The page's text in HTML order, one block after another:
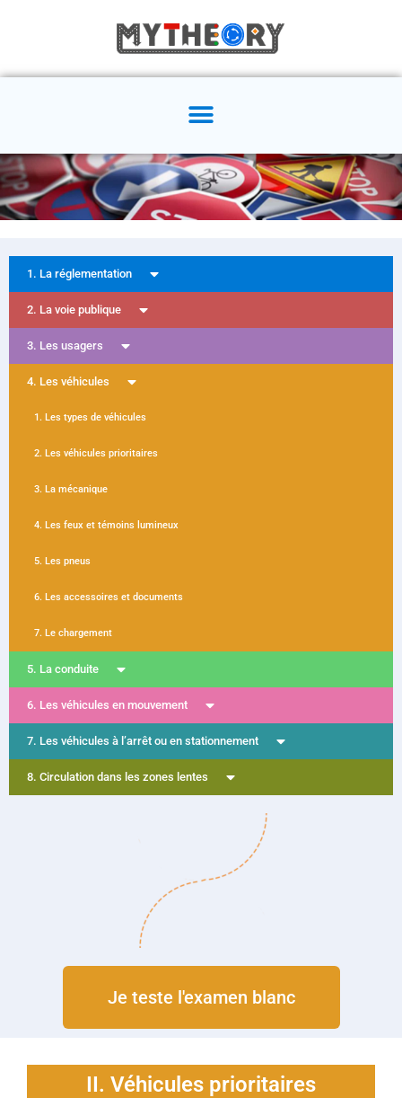
1. La réglementation
2. La voie publique
3. Les usagers
4. Les véhicules
1. Les types de véhicules
2. Les véhicules prioritaires
3. La mécanique
4. Les feux et témoins lumineux
5. Les pneus
6. Les accessoires et documents
7. Le chargement
5. La conduite
6. Les véhicules en mouvement
7. Les véhicules à l’arrêt ou en stationnement
8. Circulation dans les zones lentes
Je teste l'examen blanc
II. Véhicules prioritaires